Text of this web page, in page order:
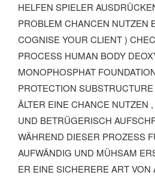
FEN SPIELER AUSDRÜCKEN
BLEM CHANCEN NUTZEN
NISE YOUR CLIENT ) CHECK
CESS HUMAN BODY
OPHOSPHAT FOUNDATION OF
TECTION SUBSTRUCTURE ,
ER EINE CHANCE NUTZEN ,
BETRÜGERISCH
REND DIESER PROZESS FÜR
WÄNDIG UND MÜHSAM
EINE SICHERERE ART VON